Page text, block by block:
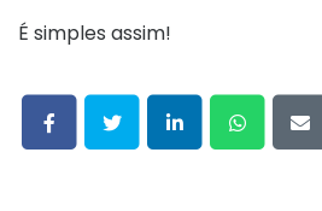
É simples assim!